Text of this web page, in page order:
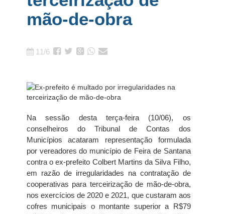
mão-de-obra
11/6
Na sessão desta terça-feira (10/06), os
conselheiros do Tribunal de Contas dos
Municípios acataram representação formulada
por vereadores do município de Feira de Santana
contra o ex-prefeito Colbert Martins da Silva Filho,
em razão de irregularidades na contratação de
cooperativas para terceirização de mão-de-obra,
nos exercícios de 2020 e 2021, que custaram aos
cofres municipais o montante superior a R$79